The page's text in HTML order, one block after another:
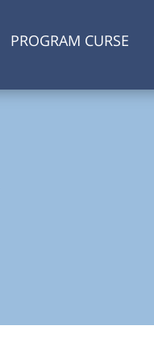
PROGRAM CURSE